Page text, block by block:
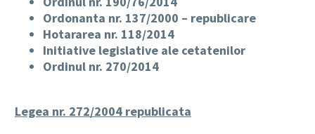
Ordonanta nr. 137/2000 – republicare
Hotararea nr. 118/2014
Initiative legislative ale cetatenilor
Ordinul nr. 270/2014
Legea nr. 272/2004 republicata